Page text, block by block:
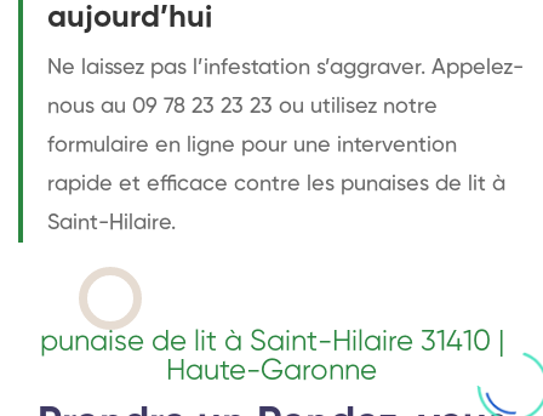
aujourd’hui
Ne laissez pas l’infestation s’aggraver. Appelez-
nous au 09 78 23 23 23 ou utilisez notre
formulaire en ligne pour une intervention
rapide et efficace contre les punaises de lit à
Saint-Hilaire.
punaise de lit à Saint-Hilaire 31410 |
Haute-Garonne